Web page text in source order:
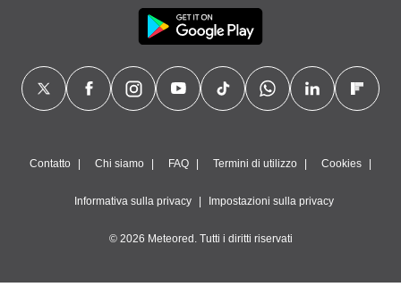
Archiviare informazioni su dispositivo e/o accedervi, utilizzare
dati limitati per la selezione della pubblicità, creare profili per
di pubblicità personalizzata, creare profili per la
personalizzazione dei contenuti, utilizzare profili per la
selezione di contenuti personalizzati, Misurare le prestazioni
combinazione di dati provenienti da fonti diverse, sviluppare e
la scansione del dispositivo, pubblicità e contenuti
Contatto Chi siamo FAQ Termini di utilizzo Cookies
Informativa sulla privacy Impostazioni sulla privacy
© 2026 Meteored. Tutti i diritti riservati